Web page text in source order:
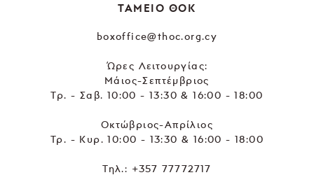
ΤΑΜΕΙΟ ΘΟΚ
boxoffice@thoc.org.cy
Ώρες Λειτουργίας:
Μάιος-Σεπτέμβριος
Τρ. - Σαβ. 10:00 - 13:30 & 16:00 - 18:00
Οκτώβριος-Απρίλιος
Τρ. - Κυρ. 10:00 - 13:30 & 16:00 - 18:00
Τηλ.: +357 77772717